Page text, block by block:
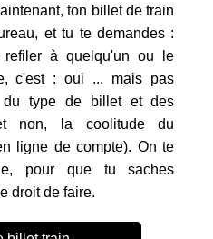
ton billet de train
et tu te demandes :
à quelqu'un ou le
c'est : oui ... mais pas
du type de billet et des
non, la coolitude du
ligne de compte). On te
pour que tu saches
droit de faire.